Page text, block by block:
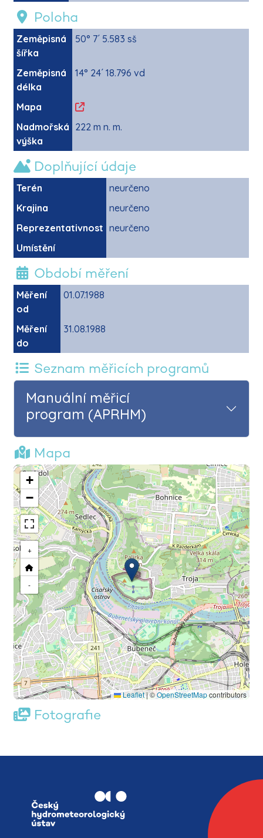
Poloha
Zeměpisná
šířka
50° 7´ 5.583 sš
Zeměpisná
délka
14° 24´ 18.796 vd
Mapa
Nadmořská
výška
222 m n. m.
Doplňující údaje
Terén
neurčeno
Krajina
neurčeno
Reprezentativnost neurčeno
Umístění
Období měření
Měření
od
01.07.1988
Měření
do
31.08.1988
Seznam měřicích programů
Manuální měřicí
program (APRHM)
Mapa
+
−
+
-
Leaflet|©OpenStreetMapcontributors
Fotografie